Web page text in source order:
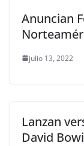
Anuncian
julio 13, 2022
Lanzan
David